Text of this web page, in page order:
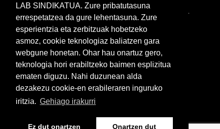
BIZILAN.EUS
TIENDA
INTRANET 🔑
Euskera Castellano
www.lab.eus
LAB SINDIKATUA. Zure pribatutasuna
errespetatzea da gure lehentasuna. Zure
esperientzia eta zerbitzuak hobetzeko
asmoz, cookie teknologiaz baliatzen gara
webgune honetan. Ohar hau onartuz gero,
teknologia hori erabiltzeko baimen esplizitua
ematen diguzu. Nahi duzunean alda
dezakezu cookie-en erabileraren inguruko
iritzia. Gehiago irakurri
Ez dut onartzen Onartzen dut